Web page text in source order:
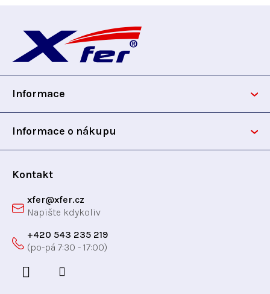
p
Informace
Informace o nákupu
Kontakt
xfer@xfer.cz
+420 543 235 219